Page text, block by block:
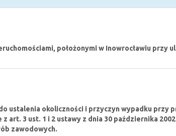
położonymi w Inowrocławiu przy
ustalenia okoliczności i przyczyn wypadku przy
art. 3 ust. 1 i 2 ustawy z dnia 30 października
zawodowych.